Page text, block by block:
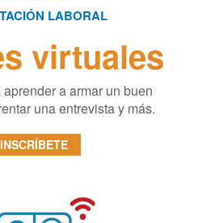
LABORAL
virtuales
a armar un buen
una entrevista y más.
INSCRÍBETE